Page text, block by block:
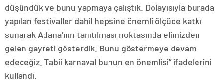
düşündük ve bunu yapmaya çalıştık. Dolayısıyla burada
yapılan festivaller dahil hepsine önemli ölçüde katkı
sunarak Adana’nın tanıtılması noktasında elimizden
gelen gayreti gösterdik. Bunu göstermeye devam
edeceğiz. Tabii karnaval bunun en önemlisi” ifadelerini
kullandı.